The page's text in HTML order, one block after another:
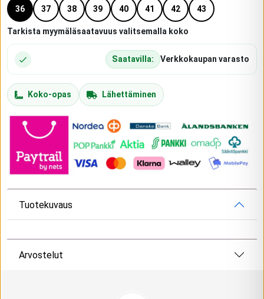
36 37 38 39 40 41 42 43
Tarkista myymäläsaatavuus valitsemalla koko
Saatavilla: Verkkokaupan varasto
Koko-opas Lähettäminen
Tuotekuvaus
Arvostelut